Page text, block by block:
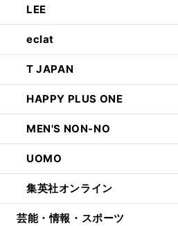
LEE
eclat
T JAPAN
HAPPY PLUS ONE
MEN'S NON-NO
UOMO
集英社オンライン
芸能・情報・スポーツ